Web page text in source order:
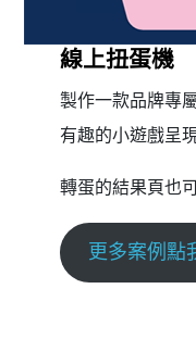
線上扭蛋機
製作一款品牌專
有趣的小遊戲呈
轉蛋的結果頁也
更多案例點